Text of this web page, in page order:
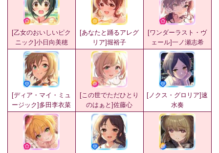
[乙女のおいしいピク
ニック]小日向美穂
[あなたと踊るアレグ
リア]堀裕子
[ワンダーラスト・ヴ
ェール]一ノ瀬志希
[ディア・マイ・ミュ
ージック]多田李衣菜
[この世でただひとり
のはぁと]佐藤心
[ノクス・グロリア]速
水奏